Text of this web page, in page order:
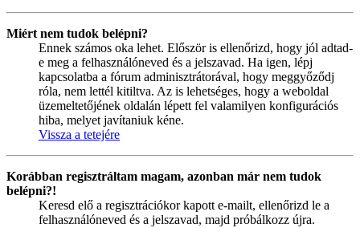
Miért nem tudok belépni?
Ennek számos oka lehet. Először is ellenőrizd, hogy jól adtad-
e meg a felhasználóneved és a jelszavad. Ha igen, lépj
kapcsolatba a fórum adminisztrátorával, hogy meggyőződj
róla, nem lettél kitiltva. Az is lehetséges, hogy a weboldal
üzemeltetőjének oldalán lépett fel valamilyen konfigurációs
hiba, melyet javítaniuk kéne.
Vissza a tetejére
Korábban regisztráltam magam, azonban már nem tudok
belépni?!
Keresd elő a regisztrációkor kapott e-mailt, ellenőrizd le a
felhasználóneved és a jelszavad, majd próbálkozz újra.